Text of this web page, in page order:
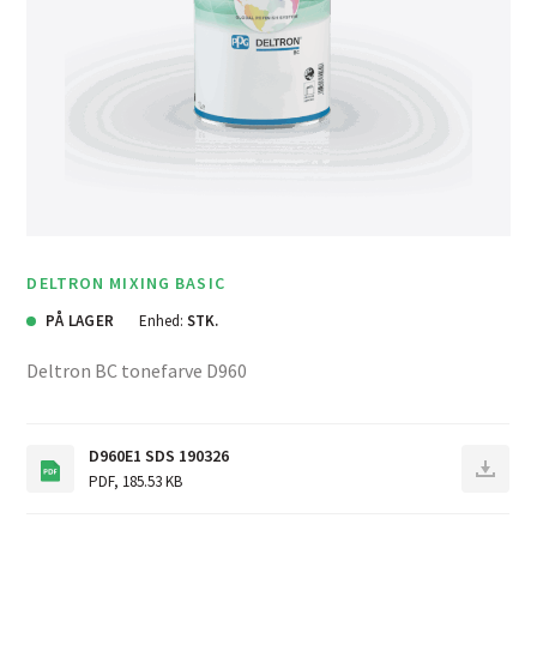
DELTRON MIXING BASIC
PÅ LAGER Enhed: STK.
Deltron BC tonefarve D960
D960E1 SDS 190326
PDF, 185.53 KB